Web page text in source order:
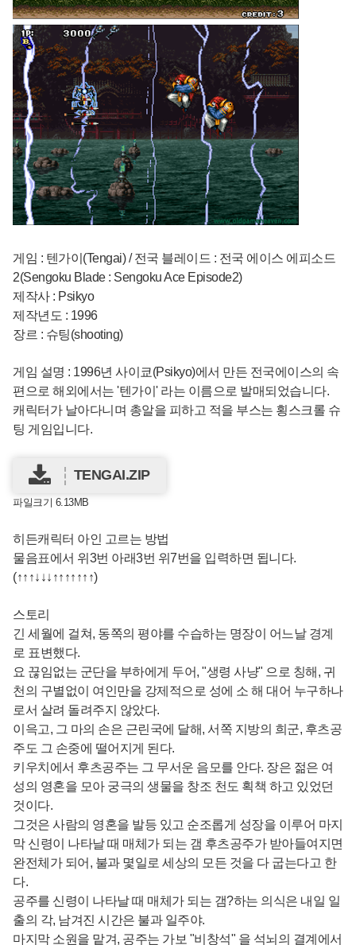
게임 : 텐가이(Tengai) / 전국 블레이드 : 전국 에이스 에피소드
2(Sengoku Blade : Sengoku Ace Episode2)
제작사 : Psikyo
제작년도 : 1996
장르 : 슈팅(shooting)
게임 설명 : 1996년 사이쿄(Psikyo)에서 만든 전국에이스의 속
편으로 해외에서는 '텐가이' 라는 이름으로 발매되었습니다.
캐릭터가 날아다니며 총알을 피하고 적을 부스는 횡스크롤 슈
팅 게임입니다.
TENGAI.ZIP
파일크기 6.13MB
히든캐릭터 아인 고르는 방법
물음표에서 위3번 아래3번 위7번을 입력하면 됩니다.
(↑↑↑↓↓↓↑↑↑↑↑↑↑)
스토리
긴 세월에 걸쳐, 동쪽의 평야를 수습하는 명장이 어느날 경계
로 표변했다.
요 끊임없는 군단을 부하에게 두어, "생령 사냥" 으로 칭해, 귀
천의 구별없이 여인만을 강제적으로 성에 소 해 대어 누구하나
로서 살려 돌려주지 않았다.
이윽고, 그 마의 손은 근린국에 달해, 서쪽 지방의 희군, 후츠공
주도 그 손중에 떨어지게 된다.
키우치에서 후츠공주는 그 무서운 음모를 안다. 장은 젊은 여
성의 영혼을 모아 궁극의 생물을 창조 천도 획책 하고 있었던
것이다.
그것은 사람의 영혼을 발등 있고 순조롭게 성장을 이루어 마지
막 신령이 나타날 때 매체가 되는 갬 후츠공주가 받아들여지면
완전체가 되어, 불과 몇일로 세상의 모든 것을 다 굽는다고 한
다.
공주를 신령이 나타날 때 매체가 되는 갬?하는 의식은 내일 일
출의 각, 남겨진 시간은 불과 일주야.
마지막 소원을 맡겨, 공주는 가보 "비창석" 을 석뇌의 결계에서